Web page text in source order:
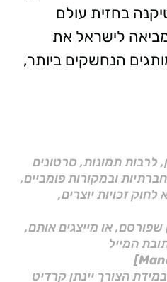
בחזית עולם
לישראל את
הנחשקים ביותר,
לרבות תמונות, סרטונים
ובמקורות פומביים,
להוראות סעיף 27א לחוק זכויות יוצרים,
שפורסם, או מייצגים אותם,
המייל
הצורך יינתן קרדיט